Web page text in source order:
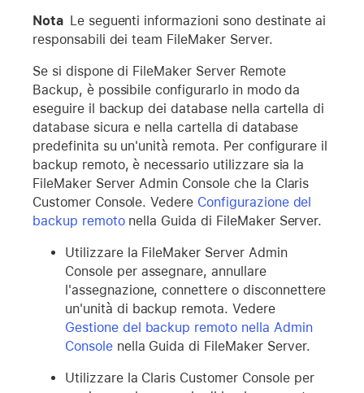
Nota Le seguenti informazioni sono destinate ai
responsabili dei team FileMaker Server.
Se si dispone di FileMaker Server Remote
Backup, è possibile configurarlo in modo da
eseguire il backup dei database nella cartella di
database sicura e nella cartella di database
predefinita su un'unità remota. Per configurare il
backup remoto, è necessario utilizzare sia la
FileMaker Server Admin Console che la Claris
Customer Console. Vedere Configurazione del
backup remotonella Guida di FileMaker Server.
Utilizzare la FileMaker Server Admin
Console per assegnare, annullare
l'assegnazione, connettere o disconnettere
un'unità di backup remota. Vedere
Gestione del backup remoto nella Admin
Consolenella Guida di FileMaker Server.
Utilizzare la Claris Customer Console per